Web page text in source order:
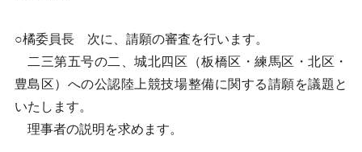
○橘委員長 次に、請願の審査を行います。
二三第五号の二、城北四区（板橋区・練馬区・北区・
豊島区）への公認陸上競技場整備に関する請願を議題と
いたします。
理事者の説明を求めます。